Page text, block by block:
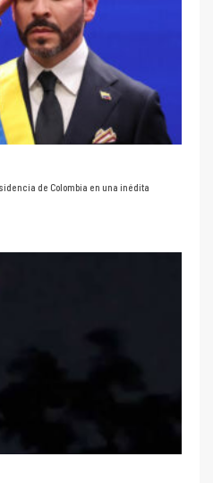
de Colombia en una inédita